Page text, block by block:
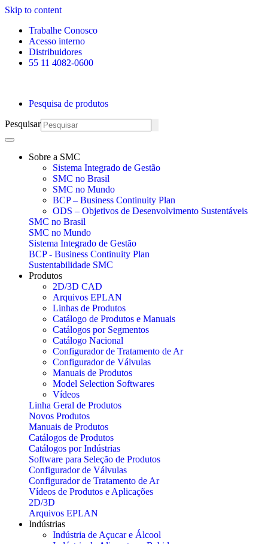
Skip to content
Trabalhe Conosco
Acesso interno
Distribuidores
55 11 4082-0600
Pesquisa de produtos
Pesquisar
Sobre a SMC
Sistema Integrado de Gestão
SMC no Brasil
SMC no Mundo
BCP – Business Continuity Plan
ODS – Objetivos de Desenvolvimento Sustentáveis
SMC no Brasil
SMC no Mundo
Sistema Integrado de Gestão
BCP - Business Continuity Plan
Sustentabilidade SMC
Produtos
2D/3D CAD
Arquivos EPLAN
Linhas de Produtos
Catálogo de Produtos e Manuais
Catálogos por Segmentos
Catálogo Nacional
Configurador de Tratamento de Ar
Configurador de Válvulas
Manuais de Produtos
Model Selection Softwares
Vídeos
Linha Geral de Produtos
Novos Produtos
Manuais de Produtos
Catálogos de Produtos
Catálogos por Indústrias
Software para Seleção de Produtos
Configurador de Válvulas
Configurador de Tratamento de Ar
Vídeos de Produtos e Aplicações
2D/3D
Arquivos EPLAN
Indústrias
Indústria de Açucar e Álcool